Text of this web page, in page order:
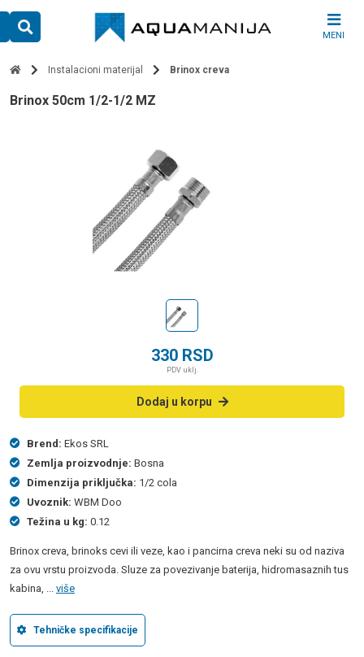
content
MENI
Instalacioni materijal Brinox creva
brinox 50cm 1/2-1/2 MZ
330 RSD
PDV uklj.
Dodaj u korpu
Brend: Ekos SRL
Zemlja proizvodnje: Bosna
Dimenzija priključka: 1/2 cola
Uvoznik: WBM Doo
Težina u kg: 0.12
Brinox creva, brinoks cevi ili veze, kao i pancirna creva neki su od naziva
za ovu vrstu proizvoda. Sluze za povezivanje baterija, hidromasaznih tus
kabina, ... više
Tehničke specifikacije